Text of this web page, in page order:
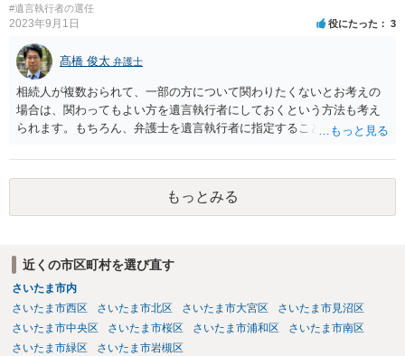
#遺言執行者の選任
2023年9月1日 役にたった 3
髙橋 俊太 弁護士
相続人が複数おられて、一部の方について関わりたくないとお考えの
場合は、関わってもよい方を遺言執行者にしておくという方法も考え
られます。もちろん、弁護士を遺言執行者に指定することもできます
方に再委任の権限を付与しておくという方法もあります。 一度、弁護
士に直接ご相談されることをお勧めいたします。
もっとみる
近くの市区町村を選び直す
さいたま市内
さいたま市西区
さいたま市北区 さいたま市大宮区
さいたま市見沼区
さいたま市中央区
さいたま市桜区 さいたま市浦和区
さいたま市南区
さいたま市緑区
さいたま市岩槻区